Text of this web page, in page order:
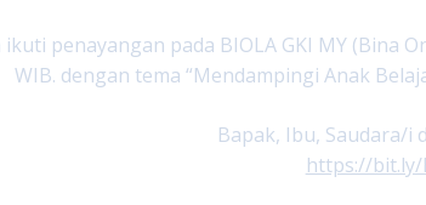
penayangan pada BIOLA GKI MY (Bina
WIB. dengan tema “Mendampingi Anak
Bapak, Ibu, Saudara/i
https://bit.ly/